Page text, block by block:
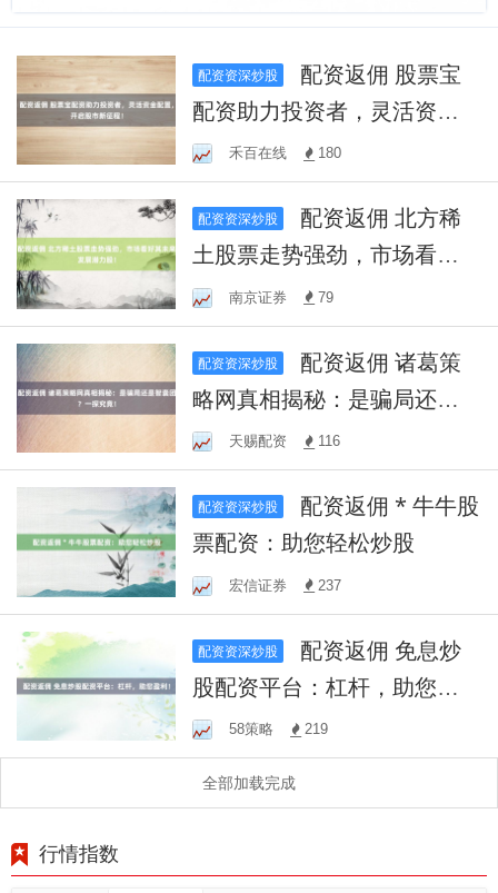
配资资深炒股
配资助力投资者，灵活资金
配置，开启股市新征程！
禾百在线 180
配资资深炒股
土股票走势强劲，市场看好
其未来发展潜力股！
南京证券 79
配资资深炒股
略网真相揭秘：是骗局还是
智囊团？一探究竟！
天赐配资 116
配资资深炒股
票配资：助您轻松炒股
宏信证券 237
配资资深炒股
股配资平台：杠杆，助您盈
利！58策略 219
全部加载完成
行情指数